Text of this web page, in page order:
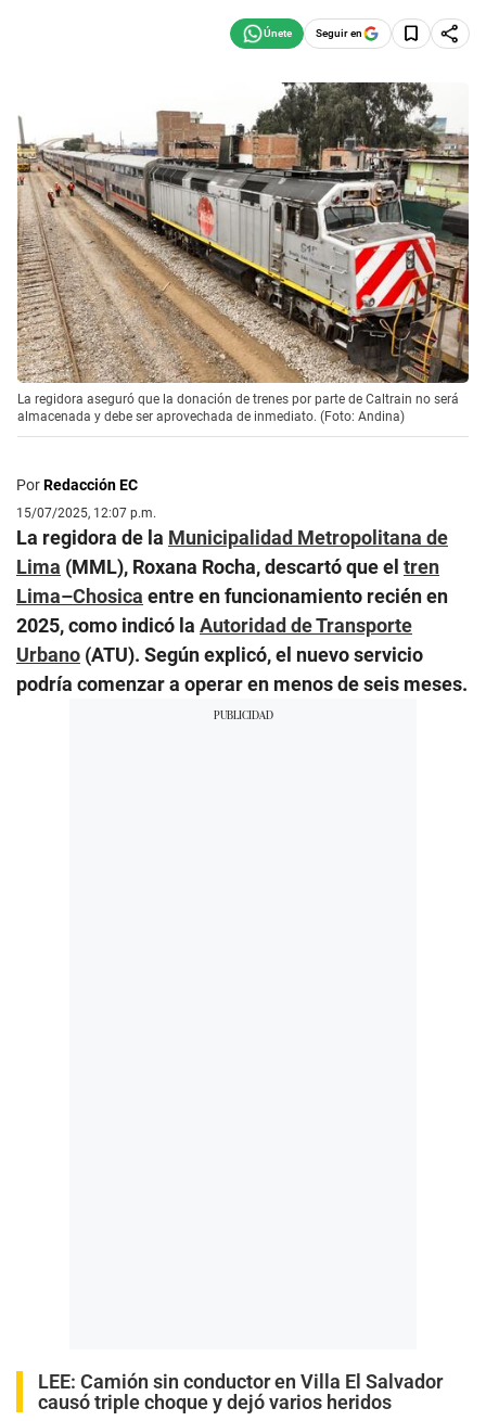
Seguir en
La regidora aseguró que la donación de trenes por parte de Caltrain no será
almacenada y debe ser aprovechada de inmediato. (Foto: Andina)
PorRedacción EC
15/07/2025, 12:07 p.m.
La regidora de la Municipalidad Metropolitana de
Lima (MML), Roxana Rocha, descartó que el tren
Lima–Chosica entre en funcionamiento recién en
2025, como indicó la Autoridad de Transporte
Urbano (ATU). Según explicó, el nuevo servicio
podría comenzar a operar en menos de seis meses.
LEE: Camión sin conductor en Villa El Salvador
causó triple choque y dejó varios heridos